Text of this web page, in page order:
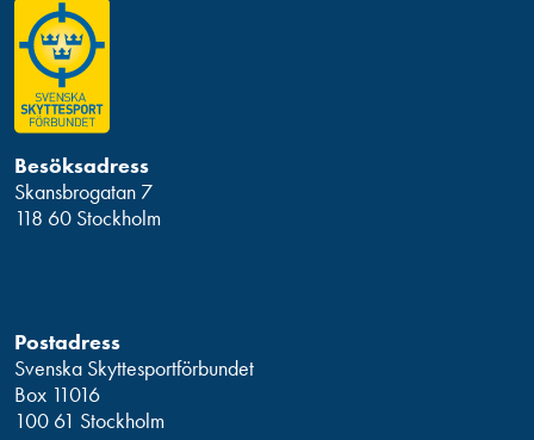
Besöksadress
Skansbrogatan 7
118 60 Stockholm
Postadress
Svenska Skyttesportförbundet
Box 11016
100 61 Stockholm